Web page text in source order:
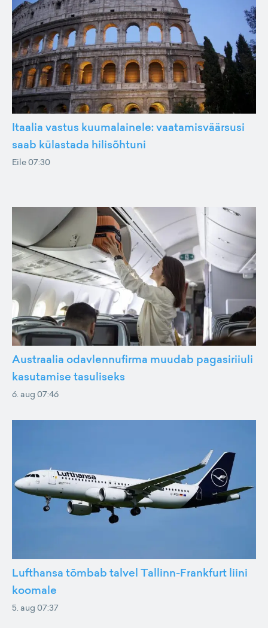
Itaalia vastus kuumalainele: vaatamisväärsusi
saab külastada hilisõhtuni
Eile 07:30
Austraalia odavlennufirma muudab pagasiriiuli
kasutamise tasuliseks
6. aug 07:46
Lufthansa tõmbab talvel Tallinn-Frankfurt liini
koomale
5. aug 07:37